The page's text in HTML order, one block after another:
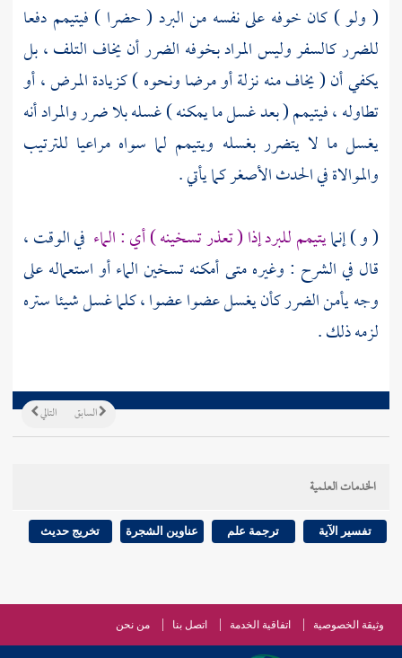
( ولو ) كان خوفه على نفسه من البرد ( حضرا ) فيتيمم دفعا
للضرر كالسفر وليس المراد بخوفه الضرر أن يخاف التلف ، بل
يكفي أن ( يخاف منه نزلة أو مرضا ونحوه ) كزيادة المرض ، أو
تطاوله ، فيتيمم ( بعد غسل ما يمكنه ) غسله بلا ضرر والمراد أنه
يغسل ما لا يتضرر بغسله ويتيمم لما سواه مراعيا للترتيب
والموالاة في الحدث الأصغر كما يأتي .
( و ) إنمايتيمم للبرد إذا ( تعذر تسخينه ) أي : الماء في الوقت ،
قال في الشرح : وغيره متى أمكنه تسخين الماء أو استعماله على
وجه يأمن الضرر كأن يغسل عضوا عضوا ، كلما غسل شيئا ستره
لزمه ذلك .
التالي السابق
الخدمات العلمية
تفسير الآية ترجمة علم عناوين الشجرة تخريج حديث
وثيقة الخصوصية اتفاقية الخدمة اتصل بنا من نحن